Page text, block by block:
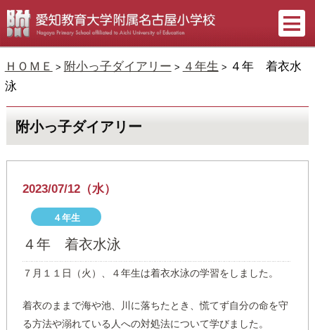
ＨＯＭＥ > 附小っ子ダイアリー > ４年生 > ４年 着衣水
泳
附小っ子ダイアリー
2023/07/12（水）
４年生
４年 着衣水泳
７月１１日（火）、４年生は着衣水泳の学習をしました。
着衣のままで海や池、川に落ちたとき、慌てず自分の命を守
る方法や溺れている人への対処法について学びました。